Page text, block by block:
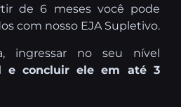
de 6 meses você pode
com nosso EJA Supletivo.
ingressar no seu nível
e concluir ele em até 3